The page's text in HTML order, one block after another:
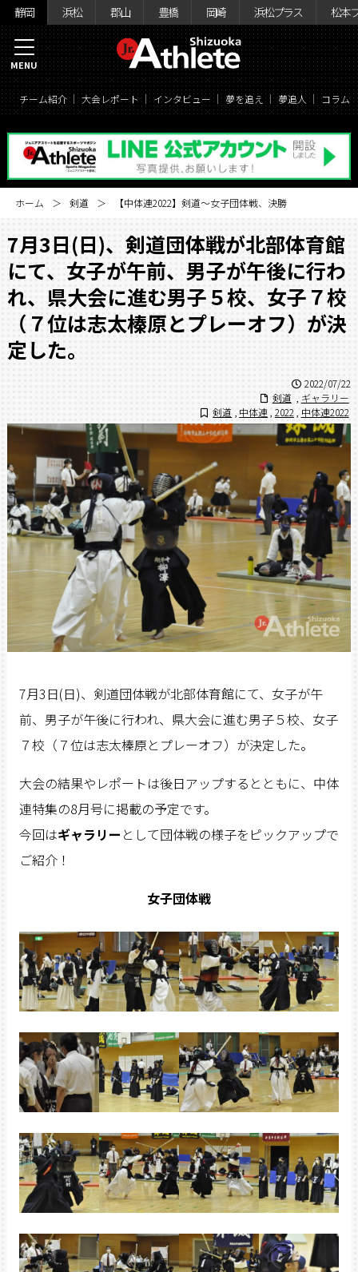
静岡 浜松 郡山 豊橋 岡崎 浜松プラス 松本
チーム紹介 大会レポート インタビュー 夢を追え 夢追人 コラム
MENU
ホーム 剣道 【中体連2022】剣道〜女子団体戦、決勝
7月3日(日)、剣道団体戦が北部体育館
にて、女子が午前、男子が午後に行わ
れ、県大会に進む男子５校、女子７校
（７位は志太榛原とプレーオフ）が決
定した。
2022/07/22
剣道
ギャラリー
剣道
中体連 , 2022 中体連2022
7月3日(日)、剣道団体戦が北部体育館にて、女子が午
前、男子が午後に行われ、県大会に進む男子５校、女子
７校（７位は志太榛原とプレーオフ）が決定した。
大会の結果やレポートは後日アップするとともに、中体
連特集の8月号に掲載の予定です。
今回はギャラリー として団体戦の様子をピックアップで
ご紹介！
女子団体戦